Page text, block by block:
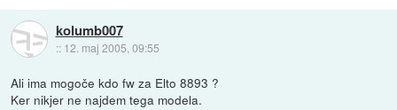
kolumb007
:: 12. maj 2005, 09:55
Ali ima mogoče kdo fw za Elto 8893 ?
Ker nikjer ne najdem tega modela.